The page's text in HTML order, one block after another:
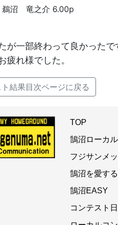
沼 竜之介 6.00p
が一部終わって良かった
疲れ様でした。
結果目次ページに戻る
TOP
鵠沼ローカ
フジサンメ
鵠沼を愛す
鵠沼EASY
コンテスト